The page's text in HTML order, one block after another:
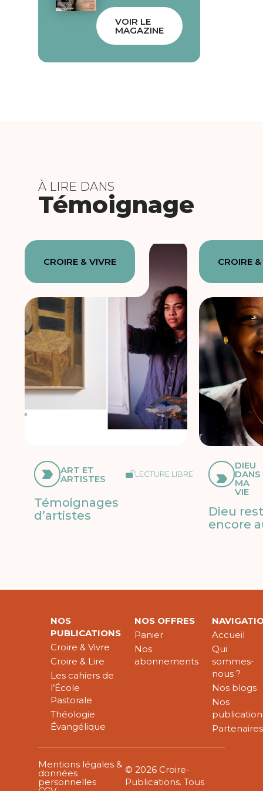
VOIR LE
MAGAZINE
À LIRE DANS
Témoignage
CROIRE & VIVRE
ART ET
ARTISTES LECTURE LIBRE
Témoignages
d’artistes
CROIRE
DIEU
DANS
MA
VIE
Dieu
encore
NOS
PUBLICATIONS
Croire & Vivre
Croire & Lire
Les cahiers de
l’École
Pastorale
Théologie
Évangélique
NOS OFFRES
Panier
Nos
abonnements
Accueil
Qui
sommes-
nous ?
Nos blogs
Nos
Partenaires
Mentions légales &
données
personnelles
© 2026 Croire-
Publications. Tous